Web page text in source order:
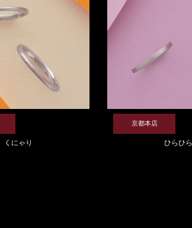
くにゃり
京都本店
ひらひら